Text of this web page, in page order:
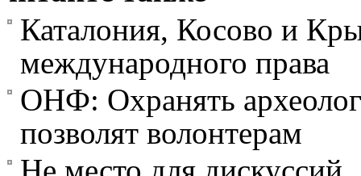
Каталония, Косово и
международного права
ОНФ: Охранять
позволят волонтерам